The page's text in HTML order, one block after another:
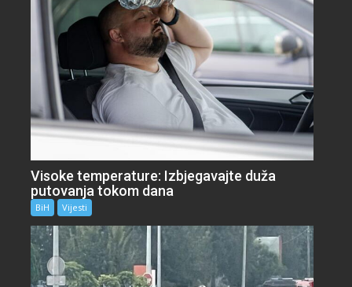
Visoke temperature: Izbjegavajte duža
putovanja tokom dana
BiH Vijesti